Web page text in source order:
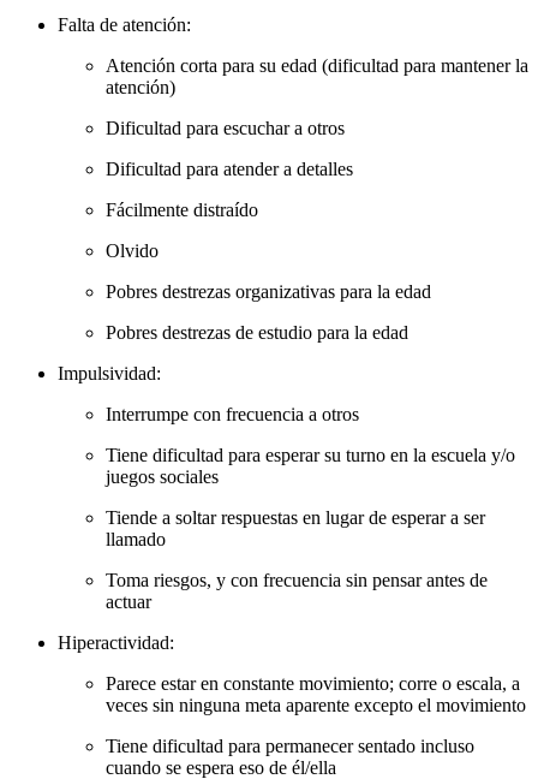
Falta de atención:
Atención corta para su edad (dificultad para mantener la
atención)
Dificultad para escuchar a otros
Dificultad para atender a detalles
Fácilmente distraído
Olvido
Pobres destrezas organizativas para la edad
Pobres destrezas de estudio para la edad
Impulsividad:
Interrumpe con frecuencia a otros
Tiene dificultad para esperar su turno en la escuela y/o
juegos sociales
Tiende a soltar respuestas en lugar de esperar a ser
llamado
Toma riesgos, y con frecuencia sin pensar antes de
actuar
Hiperactividad:
Parece estar en constante movimiento; corre o escala, a
veces sin ninguna meta aparente excepto el movimiento
Tiene dificultad para permanecer sentado incluso
cuando se espera eso de él/ella